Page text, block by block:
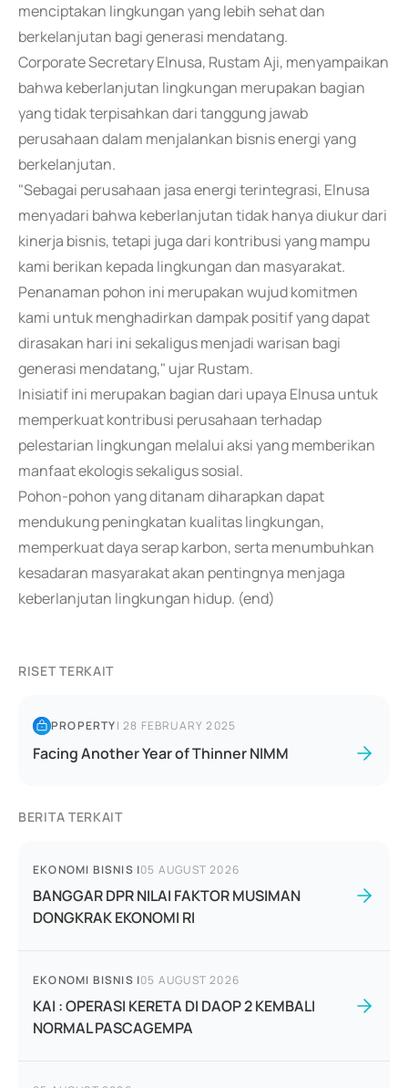
menciptakan lingkungan yang lebih sehat dan
berkelanjutan bagi generasi mendatang.
Corporate Secretary Elnusa, Rustam Aji, menyampaikan
bahwa keberlanjutan lingkungan merupakan bagian
yang tidak terpisahkan dari tanggung jawab
perusahaan dalam menjalankan bisnis energi yang
berkelanjutan.
"Sebagai perusahaan jasa energi terintegrasi, Elnusa
menyadari bahwa keberlanjutan tidak hanya diukur dari
kinerja bisnis, tetapi juga dari kontribusi yang mampu
kami berikan kepada lingkungan dan masyarakat.
Penanaman pohon ini merupakan wujud komitmen
kami untuk menghadirkan dampak positif yang dapat
dirasakan hari ini sekaligus menjadi warisan bagi
generasi mendatang," ujar Rustam.
Inisiatif ini merupakan bagian dari upaya Elnusa untuk
memperkuat kontribusi perusahaan terhadap
pelestarian lingkungan melalui aksi yang memberikan
manfaat ekologis sekaligus sosial.
Pohon-pohon yang ditanam diharapkan dapat
mendukung peningkatan kualitas lingkungan,
memperkuat daya serap karbon, serta menumbuhkan
kesadaran masyarakat akan pentingnya menjaga
keberlanjutan lingkungan hidup. (end)
RISET TERKAIT
PROPERTY|28 FEBRUARY 2025
Facing Another Year of Thinner NIMM
BERITA TERKAIT
EKONOMI BISNIS |05 AUGUST 2026
BANGGAR DPR NILAI FAKTOR MUSIMAN
DONGKRAK EKONOMI RI
EKONOMI BISNIS |05 AUGUST 2026
KAI : OPERASI KERETA DI DAOP 2 KEMBALI
NORMAL PASCAGEMPA